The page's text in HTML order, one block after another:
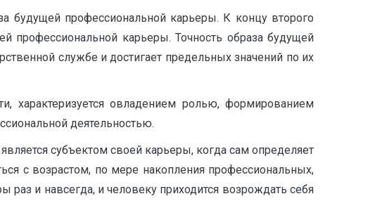
будущей профессиональной карьеры. К концу второго
профессиональной карьеры. Точность образа будущей
службе и достигает предельных значений по их
характеризуется овладением ролью, формированием
деятельностью.
субъектом своей карьеры, когда сам определяет
с возрастом, по мере накопления профессиональных,
и навсегда, и человеку приходится возрождать себя